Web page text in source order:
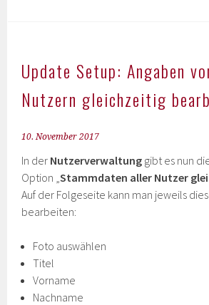
Update Setup: Angaben
Nutzern gleichzeitig
10. November 2017
In der Nutzerverwaltung gibt es nun
Option „Stammdaten aller Nutzer
Auf der Folgeseite kann man jeweils
bearbeiten:
Foto auswählen
Titel
Vorname
Nachname